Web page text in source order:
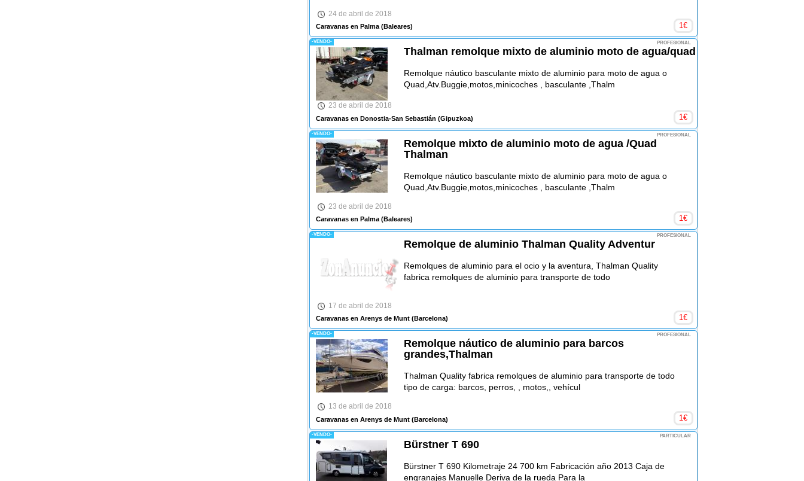
24 de abril de 2018
Caravanas en Palma(Baleares) 1€
-VENDO- PROFESIONAL
Thalman remolque mixto de aluminio moto de agua/quad
Remolque náutico basculante mixto de aluminio para moto de agua o
Quad,Atv.Buggie,motos,minicoches , basculante ,Thalm
23 de abril de 2018
Caravanas en Donostia-San Sebastián (Gipuzkoa) 1€
-VENDO- PROFESIONAL
Remolque mixto de aluminio moto de agua /Quad
Thalman
Remolque náutico basculante mixto de aluminio para moto de agua o
Quad,Atv.Buggie,motos,minicoches , basculante ,Thalm
23 de abril de 2018
Caravanas en Palma(Baleares) 1€
-VENDO- PROFESIONAL
Remolque de aluminio Thalman Quality Adventur
Remolques de aluminio para el ocio y la aventura, Thalman Quality
fabrica remolques de aluminio para transporte de todo
17 de abril de 2018
Caravanas en Arenys de Munt(Barcelona) 1€
-VENDO- PROFESIONAL
Remolque náutico de aluminio para barcos
grandes,Thalman
Thalman Quality fabrica remolques de aluminio para transporte de todo
tipo de carga: barcos, perros, , motos,, vehícul
13 de abril de 2018
Caravanas en Arenys de Munt(Barcelona) 1€
-VENDO- PARTICULAR
Bürstner T 690
Bürstner T 690 Kilometraje 24 700 km Fabricación año 2013 Caja de
engranajes Manuelle Deriva de la rueda Para la